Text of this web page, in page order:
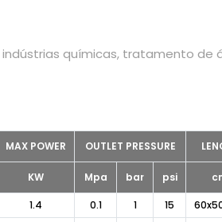
químicas, tratamento de
MAX POWER OUTLET PRESSURE
KW Mpa bar psi
1.4 0.1 1 15